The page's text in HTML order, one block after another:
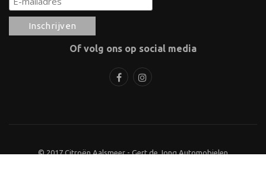
Of volg ons op social media
© 2017 Citroën Aalsmeer - Gert de Jong Automobielen